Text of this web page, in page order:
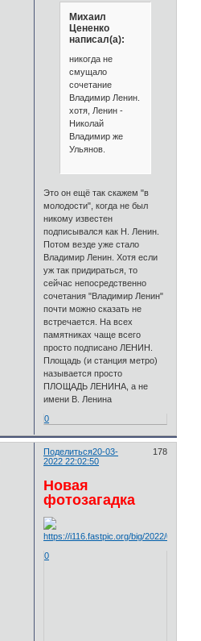
Михаил
Цененко
написал(а):
никогда не
смущало
сочетание
Владимир Ленин.
хотя, Ленин -
Николай
Владимир же
Ульянов.
Это он ещё так скажем "в
молодости", когда не был
никому известен
подписывался как Н. Ленин.
Потом везде уже стало
Владимир Ленин. Хотя если
уж так придираться, то
сейчас непосредственно
сочетания "Владимир Ленин"
почти можно сказать не
встречается. На всех
памятниках чаще всего
просто подписано ЛЕНИН.
Площадь (и станция метро)
называется просто
ПЛОЩАДЬ ЛЕНИНА, а не
имени В. Ленина
0
Поделиться 178
20-03-
2022 22:02:50
Новая
фотозагадка
0